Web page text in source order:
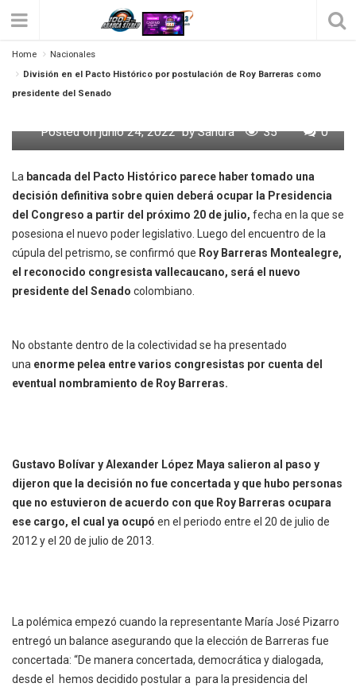
Home
Nacionales
División en el Pacto Histórico por postulación de Roy Barreras como
presidente del Senado
División En El Pacto Histórico Por
Postulación De Roy Barreras Como
Posted onjunio 24, 2022 bySandra 35 0
La bancada del Pacto Histórico parece haber tomado una
decisión definitiva sobre quien deberá ocupar la Presidencia
del Congreso a partir del próximo 20 de julio, fecha en la que se
posesiona el nuevo poder legislativo. Luego del encuentro de la
cúpula del petrismo, se confirmó que Roy Barreras Montealegre,
el reconocido congresista vallecaucano, será el nuevo
presidente del Senado colombiano.
No obstante dentro de la colectividad se ha presentado
una enorme pelea entre varios congresistas por cuenta del
eventual nombramiento de Roy Barreras.
Gustavo Bolívar y Alexander López Maya salieron al paso y
dijeron que la decisión no fue concertada y que hubo personas
que no estuvieron de acuerdo con que Roy Barreras ocupara
ese cargo, el cual ya ocupó en el periodo entre el 20 de julio de
2012 y el 20 de julio de 2013.
La polémica empezó cuando la representante María José Pizarro
entregó un balance asegurando que la elección de Barreras fue
concertada: “De manera concertada, democrática y dialogada,
desde el hemos decidido postular a para la presidencia del